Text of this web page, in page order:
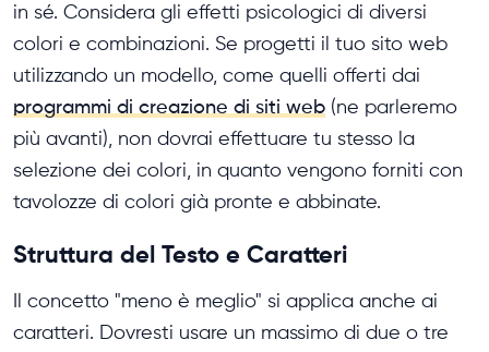
in sé. Considera gli effetti psicologici di diversi
colori e combinazioni. Se progetti il ​​tuo sito web
utilizzando un modello, come quelli offerti dai
programmi di creazione di siti web (ne parleremo
più avanti), non dovrai effettuare tu stesso la
selezione dei colori, in quanto vengono forniti con
tavolozze di colori già pronte e abbinate.
Struttura del Testo e Caratteri
Il concetto "meno è meglio" si applica anche ai
caratteri. Dovresti usare un massimo di due o tre